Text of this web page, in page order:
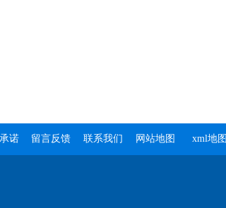
诺 留言反馈 联系我们 网站地图 xml地图